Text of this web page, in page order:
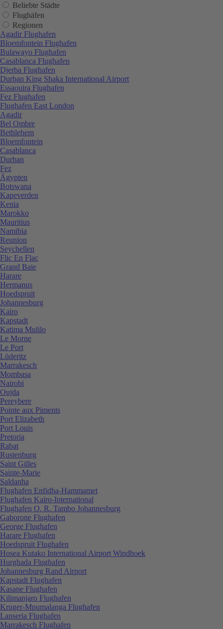
Beliebte Städte
Flughäfen
Regionen
Agadir Flughafen
Bloemfontein Flughafen
Bulawayo Flughafen
Casablanca Flughafen
Djerba Flughafen
Durban King Shaka International Airport
Essaouira Flughafen
Fez Flughafen
Flughafen East London
Agadir
Bel Ombre
Bethlehem
Bloemfontein
Casablanca
Durban
Fez
Ägypten
Botswana
Kapeverden
Kenia
Marokko
Mauritius
Namibia
Reunion
Seychellen
Flic En Flac
Grand Baie
Harare
Hermanus
Hoedspruit
Johannesburg
Kairo
Kapstadt
Katima Mulilo
Le Morne
Le Port
Lüderitz
Marrakesch
Mombasa
Nairobi
Oujda
Pereybere
Pointe aux Piments
Port Elizabeth
Port Louis
Pretoria
Rabat
Rustenburg
Saint Gilles
Sainte-Marie
Saldanha
Flughafen Enfidha-Hammamet
Flughafen Kairo-International
Flughafen O. R. Tambo Johannesburg
Gaborone Flughafen
George Flughafen
Harare Flughafen
Hoedspruit Flughafen
Hosea Kutako International Airport Windhoek
Hurghada Flughafen
Johannesburg Rand Airport
Kapstadt Flughafen
Kasane Flughafen
Kilimanjaro Flughafen
Kruger-Mpumalanga Flughafen
Lanseria Flughafen
Marrakesch Flughafen